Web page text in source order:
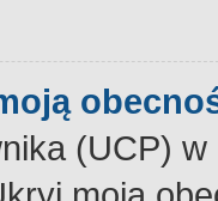
(UCP) w